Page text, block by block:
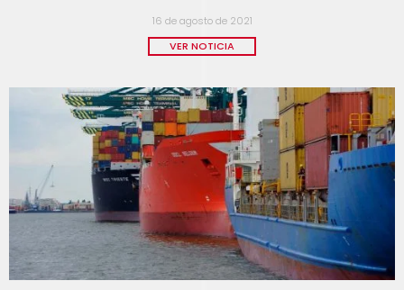
16 de agosto de 2021
VER NOTICIA